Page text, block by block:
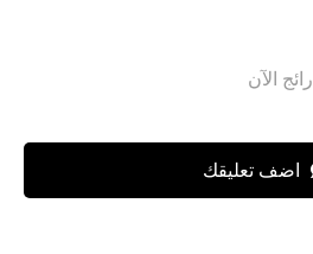
رائج الآن
اضف تعليقك